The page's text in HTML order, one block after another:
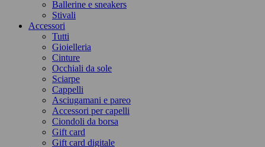
Ballerine e sneakers
Stivali
Accessori
Tutti
Gioielleria
Cinture
Occhiali da sole
Sciarpe
Cappelli
Asciugamani e pareo
Accessori per capelli
Ciondoli da borsa
Gift card
Gift card digitale